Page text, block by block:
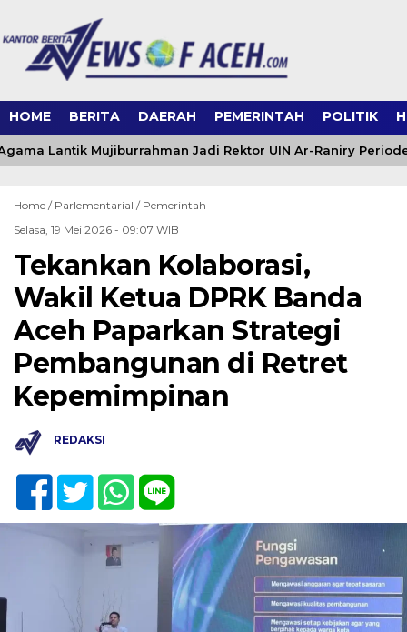
HOME BERITA DAERAH PEMERINTAH POLITIK
Lantik Mujiburrahman Jadi Rektor UIN Ar-Raniry Periode
Home / Parlementarial / Pemerintah
Selasa, 19 Mei 2026 - 09:07 WIB
Tekankan Kolaborasi,
Wakil Ketua DPRK Banda
Aceh Paparkan Strategi
Pembangunan di Retret
Kepemimpinan
REDAKSI